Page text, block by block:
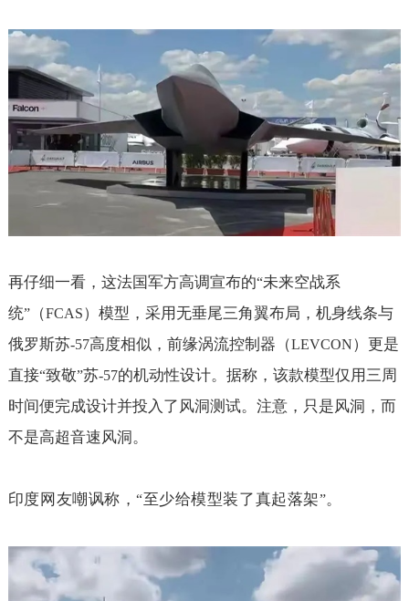
再仔细一看，这法国军方高调宣布的“未来空战系
统”（FCAS）模型，采用无垂尾三角翼布局，机身线条与
俄罗斯苏-57高度相似，前缘涡流控制器（LEVCON）更是
直接“致敬”苏-57的机动性设计。据称，该款模型仅用三周
时间便完成设计并投入了风洞测试。注意，只是风洞，而
不是高超音速风洞。
印度网友嘲讽称，“至少给模型装了真起落架”。